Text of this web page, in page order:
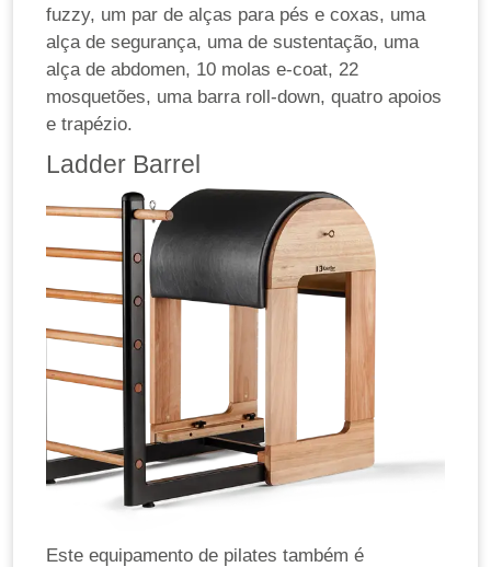
fuzzy, um par de alças para pés e coxas, uma
alça de segurança, uma de sustentação, uma
alça de abdomen, 10 molas e-coat, 22
mosquetões, uma barra roll-down, quatro apoios
e trapézio.
Ladder Barrel
Este equipamento de pilates também é